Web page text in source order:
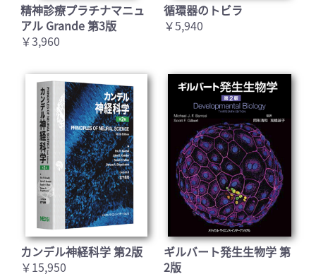
精神診療プラチナマニュ
アル Grande 第3版
￥3,960
循環器のトビラ
￥5,940
カンデル神経科学 第2版
￥15,950
ギルバート発生生物学 第
2版